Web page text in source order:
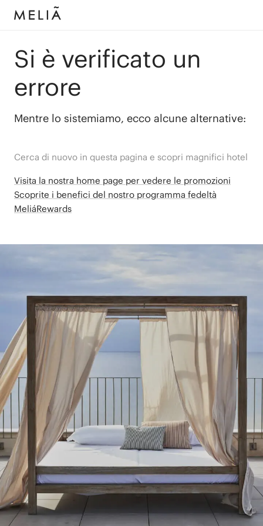
Si è verificato un
errore
Mentre lo sistemiamo, ecco alcune alternative:
Cerca di nuovo in questa pagina e scopri magnifici hotel
Visita la nostra home page per vedere le promozioni
Scoprite i benefici del nostro programma fedeltà
MeliáRewards